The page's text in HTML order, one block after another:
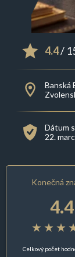
4.4/
Banská
Dátum
22.
Konečná
4.4
Celkový počet